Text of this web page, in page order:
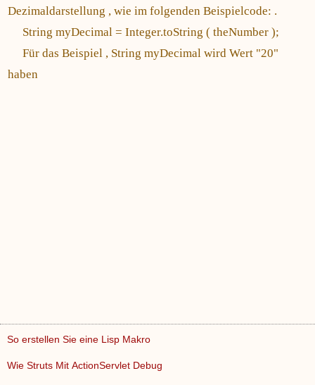
Dezimaldarstellung , wie im folgenden Beispielcode: .
String myDecimal = Integer.toString ( theNumber );
Für das Beispiel , String myDecimal wird Wert "20"
haben
So erstellen Sie eine Lisp Makro
Wie Struts Mit ActionServlet Debug